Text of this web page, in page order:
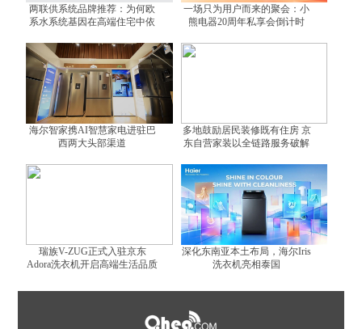
两联供系统品牌推荐：为何欧
系水系统基因在高端住宅中依
一场只为用户而来的聚会：小
熊电器20周年私享会倒计时
海尔智家携AI智慧家电进驻巴
西两大头部渠道
多地鼓励居民装修既有住房 京
东自营家装以全链路服务破解
瑞族V-ZUG正式入驻京东
Adora洗衣机开启高端生活品质
深化东南亚本土布局，海尔Iris
洗衣机亮相泰国